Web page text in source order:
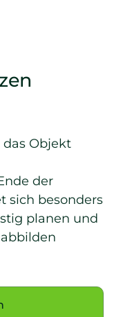
Objekt
der
sich besonders
planen und